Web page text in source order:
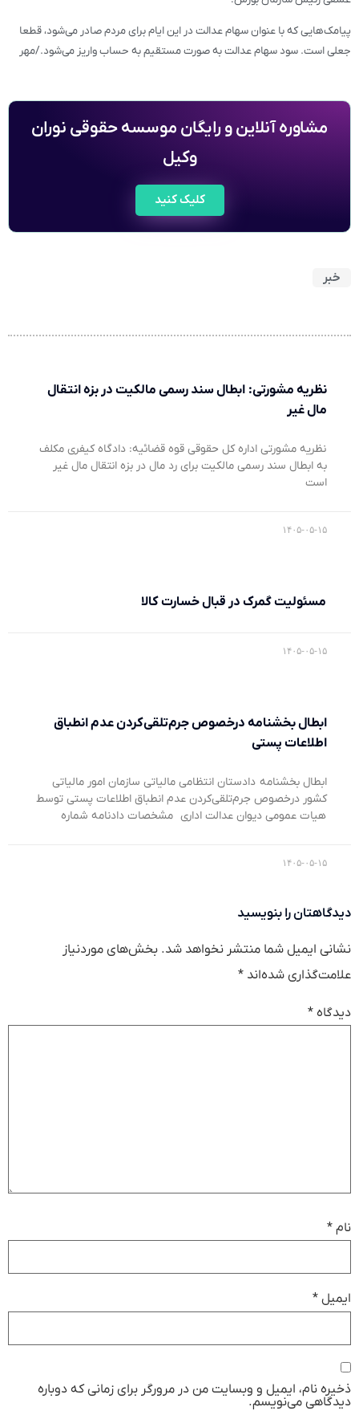
پیامک‌هایی که با عنوان سهام عدالت در این ایام برای مردم صادر می‌شود، قطعا
جعلی است. سود سهام عدالت به صورت مستقیم به حساب واریز می‌شود./مهر
مشاوره آنلاین و رایگان موسسه حقوقی نوران
وکیل
کلیک کنید
خبر
نظریه مشورتی: ابطال سند رسمی مالکیت در بزه انتقال
مال غیر
نظریه مشورتی اداره کل حقوقی قوه قضائیه: دادگاه کیفری مکلف
به ابطال سند رسمی مالکیت برای رد مال در بزه انتقال مال غیر
است
۱۴۰۵-۰۵-۱۵
مسئولیت گمرک در قبال خسارت کالا
۱۴۰۵-۰۵-۱۵
ابطال بخشنامه درخصوص جرم‌تلقی‌کردن عدم انطباق
اطلاعات پستی
ابطال بخشنامه دادستان انتظامی مالیاتی سازمان امور مالیاتی
کشور درخصوص جرم‌تلقی‌کردن عدم انطباق اطلاعات پستی توسط
هیات عمومی دیوان عدالت اداری مشخصات دادنامه شماره
۱۴۰۵-۰۵-۱۵
دیدگاهتان را بنویسید
نشانی ایمیل شما منتشر نخواهد شد. بخش‌های موردنیاز
علامت‌گذاری شده‌اند *
دیدگاه *
نام *
ایمیل *
ذخیره نام، ایمیل و وبسایت من در مرورگر برای زمانی که دوباره
دیدگاهی می‌نویسم.